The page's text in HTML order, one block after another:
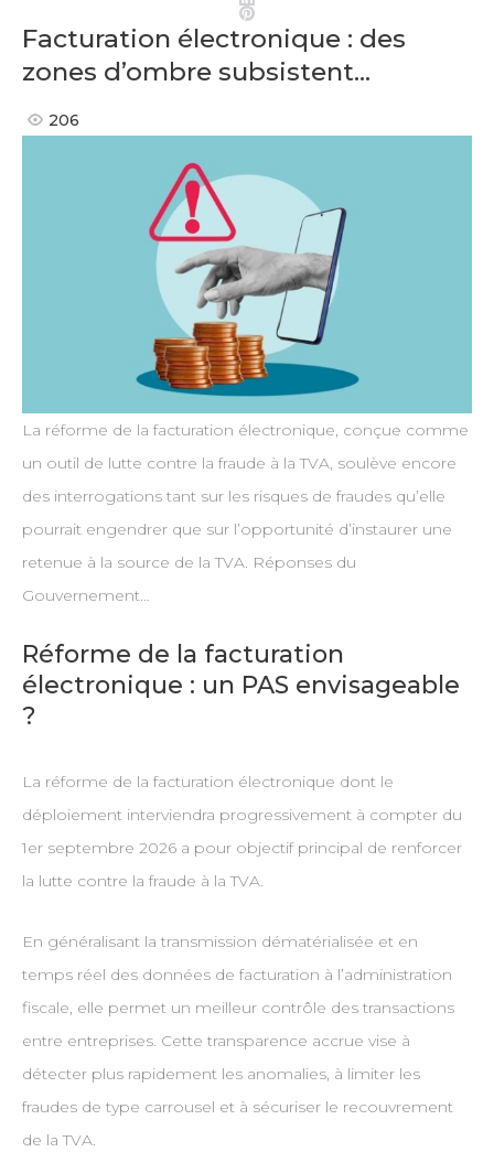
Pinterest
Facturation électronique : des
zones d’ombre subsistent…
206
La réforme de la facturation électronique, conçue comme
un outil de lutte contre la fraude à la TVA, soulève encore
des interrogations tant sur les risques de fraudes qu’elle
pourrait engendrer que sur l’opportunité d’instaurer une
retenue à la source de la TVA. Réponses du
Gouvernement…
Réforme de la facturation
électronique : un PAS envisageable
?
La réforme de la facturation électronique dont le
déploiement interviendra progressivement à compter du
1er septembre 2026 a pour objectif principal de renforcer
la lutte contre la fraude à la TVA.
En généralisant la transmission dématérialisée et en
temps réel des données de facturation à l’administration
fiscale, elle permet un meilleur contrôle des transactions
entre entreprises. Cette transparence accrue vise à
détecter plus rapidement les anomalies, à limiter les
fraudes de type carrousel et à sécuriser le recouvrement
de la TVA.